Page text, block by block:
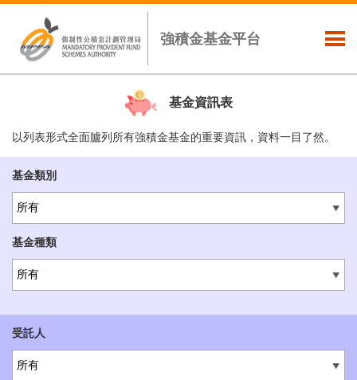
強積金基金平台
基金資訊表
以列表形式全面臚列所有強積金基金的重要資訊，資料一目了然。
基金類別
所有
基金種類
所有
受託人
所有